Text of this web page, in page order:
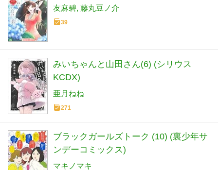
友麻碧 藤丸豆ノ介
39
みいちゃんと山田さん(6) (シリウス
KCDX)
亜月ねね
271
ブラックガールズトーク (10) (裏少年サ
ンデーコミックス)
マキノマキ